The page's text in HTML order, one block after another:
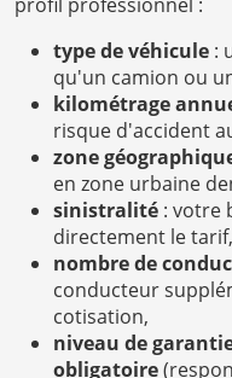
type de véhicule :
qu'un camion ou
kilométrage
risque d'accident
zone
en zone urbaine
sinistralité : votre
directement le tarif,
nombre de
conducteur
cotisation,
niveau de
obligatoire